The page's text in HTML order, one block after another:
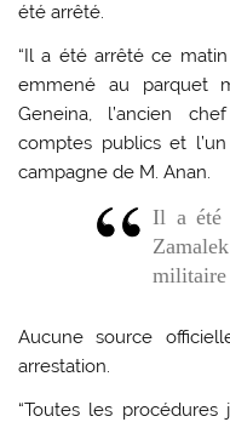
été arrêté.
“Il a été arrêté ce
emmené au parquet
Geneina, l’ancien
comptes publics et
campagne de M. Anan.
Il a été
militaire
Aucune source
arrestation.
“Toutes les